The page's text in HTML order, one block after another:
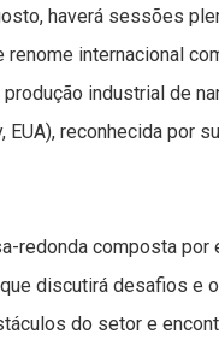
haverá sessões
internacional
industrial de
EUA), reconhecida
redonda composta
discutirá desafios e
do setor e